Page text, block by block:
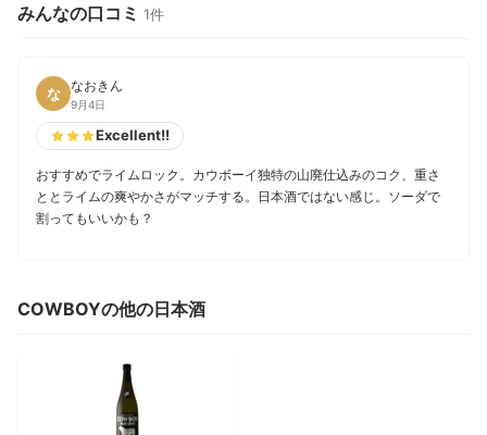
みんなの口コミ 1件
な なおきん
9月4日
Excellent!!
おすすめでライムロック。カウボーイ独特の山廃仕込みのコク、重さ
ととライムの爽やかさがマッチする。日本酒ではない感じ。ソーダで
割ってもいいかも？
COWBOYの他の日本酒